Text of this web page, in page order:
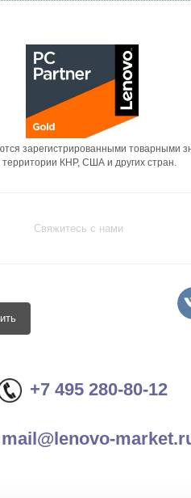
зарегистрированными товарными
территории КНР, США и других стран.
Свяжитесь с нами
+7 495 280-80-12
mail@lenovo-